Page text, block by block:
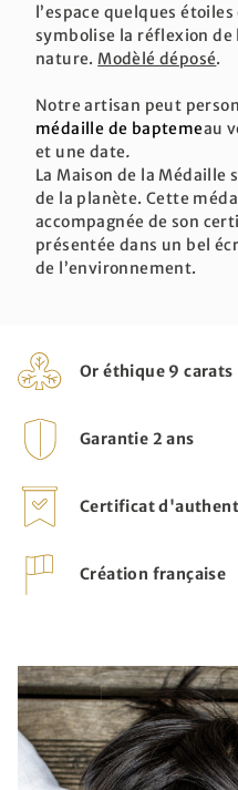
l’espace quelques
symbolise la réflexion de
nature.Modèlé déposé.
Notre artisan peut
médaille de baptemeau
et une date.
La Maison de la Médaille
de la planète. Cette
accompagnée de son
présentée dans un bel
de l’environnement.
Or éthique 9 carats
Garantie 2 ans
Certificat
Création française